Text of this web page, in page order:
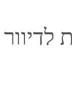
לדיוור